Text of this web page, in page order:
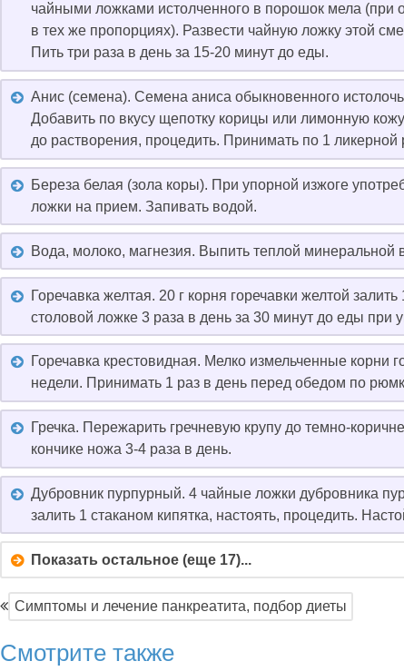
чайными ложками истолченного в порошок мела (при
в тех же пропорциях). Развести чайную ложку этой
Пить три раза в день за 15-20 минут до еды.
Анис (семена). Семена аниса обыкновенного
Добавить по вкусу щепотку корицы или лимонную
до растворения, процедить. Принимать по 1
Береза белая (зола коры). При упорной изжоге
ложки на прием. Запивать водой.
Вода, молоко, магнезия. Выпить теплой
Горечавка желтая. 20 г корня горечавки желтой
столовой ложке 3 раза в день за 30 минут до еды при
Горечавка крестовидная. Мелко измельченные корни
недели. Принимать 1 раз в день перед обедом по
Гречка. Пережарить гречневую крупу до темно-
кончике ножа 3-4 раза в день.
Дубровник пурпурный. 4 чайные ложки дубровника
залить 1 стаканом кипятка, настоять, процедить.
Показать остальное (еще 17)...
Симптомы и лечение панкреатита, подбор диеты
Смотрите также